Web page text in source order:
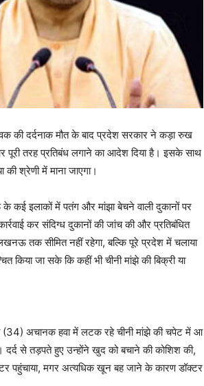
की दर्दनाक मौत के बाद प्रदेश सरकार ने कड़ा रुख
पूरी तरह प्रतिबंध लगाने का आदेश दिया है। इसके साथ
की श्रेणी में माना जाएगा।
इलाकों में पतंग और मांझा बेचने वाली दुकानों पर
कर संदिग्ध दुकानों की जांच की और प्रतिबंधित
तक सीमित नहीं रहेगा, बल्कि पूरे प्रदेश में चलाया
किया जा सके कि कहीं भी चीनी मांझे की बिक्री या
(34) अचानक हवा में लटक रहे चीनी मांझे की चपेट में आ
से तड़पते हुए उन्होंने खुद को बचाने की कोशिश की,
पहुंचाया, मगर अत्यधिक खून बह जाने के कारण डॉक्टर